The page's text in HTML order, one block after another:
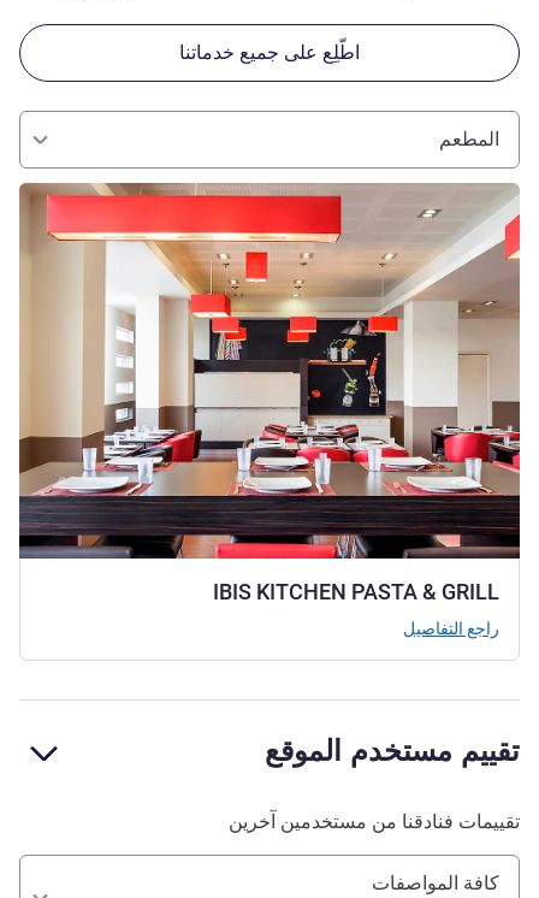
اطّلِع على جميع خدماتنا
المطعم
IBIS KITCHEN PASTA & GRILL
راجع التفاصيل
راجع التفاصيل
تقييم مستخدم الموقع
تقييمات فنادقنا من مستخدمين آخرين
كافة المواصفات